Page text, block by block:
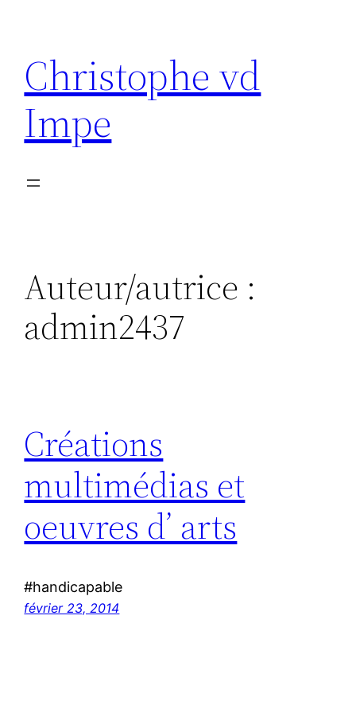
contenu
Christophe vd
Impe
Auteur/autrice :
admin2437
Créations
multimédias et
oeuvres d’ arts
#handicapable
février 23, 2014